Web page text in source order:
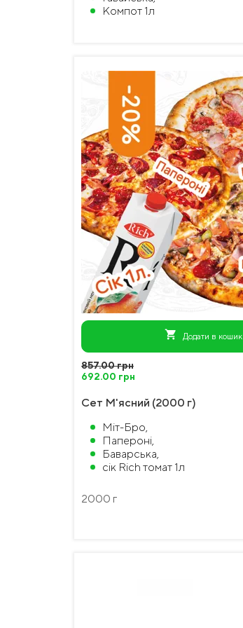
Компот 1л
shopping_cart Додати в кошик
692.00 грн
857.00 грн
Сет М'ясний (2000 г)
Міт-Бро,
Папероні,
Баварська,
сік Rich томат 1л
2000 г